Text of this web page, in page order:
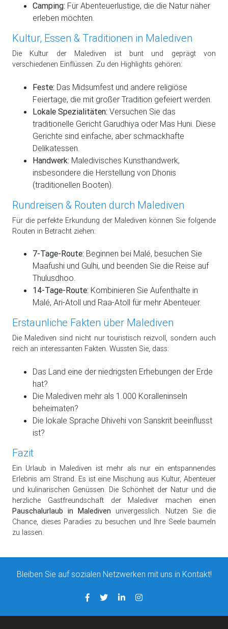
Camping: Für Abenteuerlustige, die die Natur näher
erleben möchten.
Kultur, Essen & Traditionen in Malediven
Die Kultur der Malediven ist bunt und geprägt von
verschiedenen Einflüssen. Zu den Highlights gehören:
Feste: Das Midsumfest und andere religiöse
Feiertage, die mit großer Tradition gefeiert werden.
Lokale Spezialitäten: Versuchen Sie das
traditionelle Gericht Garudhiya oder Mas Huni. Diese
Gerichte sind einfache, aber schmackhafte
Delikatessen.
Handwerk: Maledivisches Kunsthandwerk,
insbesondere die Herstellung von Dhonis
(traditionellen Booten).
Rundreisen & Routen durch Malediven
Für die perfekte Erkundung der Malediven können Sie folgende
Routen in Betracht ziehen:
7-Tage-Route: Beginnen bei Malé, besuchen Sie
Maafushi und Gulhi, und beenden Sie die Reise auf
Thulusdhoo.
14-Tage-Route: Kombinieren Sie Aufenthalte in
Malé, Ari-Atoll und Raa-Atoll für mehr Abenteuer.
Erstaunliche Fakten über Malediven
Die Malediven sind nicht nur touristisch reizvoll, sondern auch
reich an interessanten Fakten. Wussten Sie, dass:
Das Land eine der niedrigsten Erhebungen der Erde
hat?
Die Malediven mehr als 1.000 Koralleninseln
beheimaten?
Die lokale Sprache Dhivehi von Sanskrit beeinflusst
ist?
Fazit
Ein Urlaub in Malediven ist mehr als nur ein entspannendes
Erlebnis am Strand. Es ist eine Mischung aus Kultur, Abenteuer
und kulinarischen Genüssen. Die Schönheit der Natur und die
herzliche Gastfreundschaft der Malediver machen einen
Pauschalurlaub in Malediven unvergesslich. Nutzen Sie die
Chance, dieses Paradies zu besuchen und Ihre Seele baumeln
zu lassen.
Bleiben Sie auf sozialen Netzwerken mit uns in Kontakt!